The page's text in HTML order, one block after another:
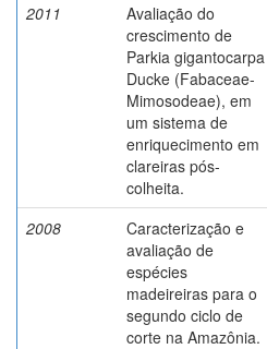
2011
Avaliação do
crescimento de
Parkia gigantocarpa
Ducke (Fabaceae-
Mimosodeae), em
um sistema de
enriquecimento em
clareiras pós-
colheita.
2008
Caracterização e
avaliação de
espécies
madeireiras para o
segundo ciclo de
corte na Amazônia.